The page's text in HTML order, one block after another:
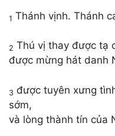
1 Thánh vịnh. Thánh
2 Thú vị thay được tạ
được mừng hát danh
3 được tuyên xưng
sớm,
và lòng thành tín của